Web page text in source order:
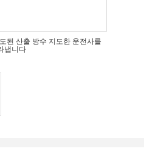
된 산출 방수 지도한 운전사를
냅니다